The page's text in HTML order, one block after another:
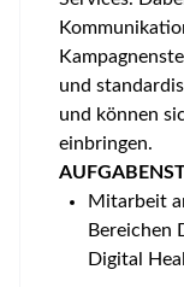
und
und können
einbringen.
Mitarbeit
Bereichen
Digital